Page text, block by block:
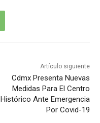
Artículo siguiente
Cdmx Presenta Nuevas
Medidas Para El Centro
Histórico Ante Emergencia
Por Covid-19